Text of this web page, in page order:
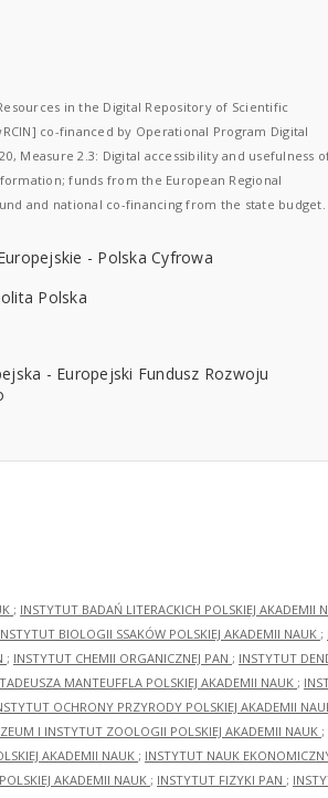
in the Digital Repository of Scientific
co-financed by Operational Program Digital
Measure 2.3: Digital accessibility and usefulness
funds from the European Regional
and national co-financing from the state budget.
; INSTYTUT BADAŃ LITERACKICH POLSKIEJ AKADEMII
BIOLOGII SSAKÓW POLSKIEJ AKADEMII NAUK ;
; INSTYTUT CHEMII ORGANICZNEJ PAN ; INSTYTUT
MANTEUFFLA POLSKIEJ AKADEMII NAUK ;
OCHRONY PRZYRODY POLSKIEJ AKADEMII
I INSTYTUT ZOOLOGII POLSKIEJ AKADEMII NAUK ;
AKADEMII NAUK ; INSTYTUT NAUK
AKADEMII NAUK ; INSTYTUT FIZYKI PAN ;